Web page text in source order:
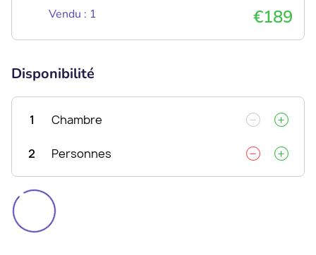
Vendu : 1
€189
Disponibilité
1 Chambre
2 Personnes